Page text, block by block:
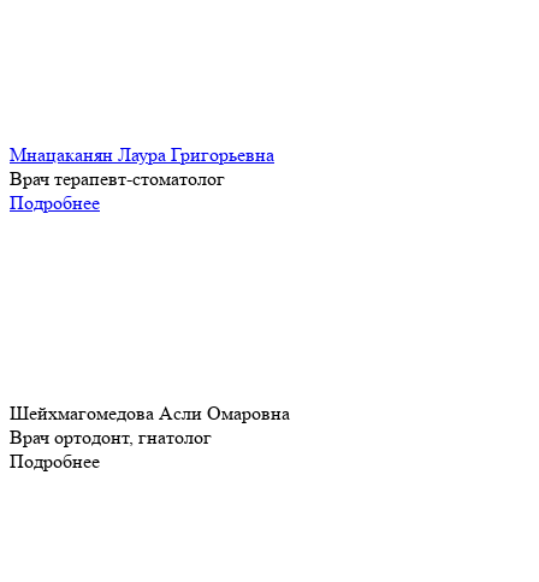
Мнацаканян Лаура Григорьевна
Врач терапевт-стоматолог
Подробнее
Шейхмагомедова Асли Омаровна
Врач ортодонт, гнатолог
Подробнее